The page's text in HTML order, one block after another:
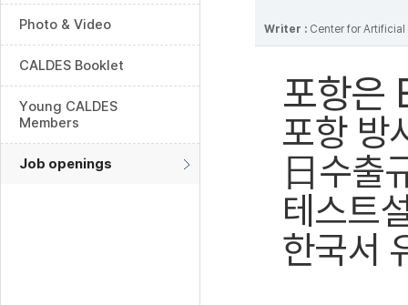
Photo & Video
CALDES Booklet
Young CALDES
Members
Job openings
Writer : Center for
포항은
포항 방
日수출
테스트
한국서